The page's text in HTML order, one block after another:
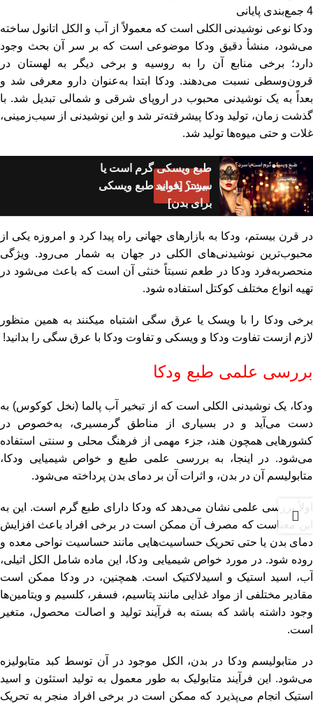
4 جمع‌بندی پایانی
ودکا نوعی نوشیدنی الکلی است که معمولاً از آب و الکل اتانول ساخته
می‌شود، منشأ دقیق ودکا موضوعی است که بر سر آن بحث وجود
دارد؛ برخی منابع آن را به روسیه و برخی دیگر به لهستان در
قرون‌وسطی نسبت می‌دهند. ودکا ابتدا به‌عنوان دارو معرفی شد و
بعداً به یک نوشیدنی محبوب در اروپای شرقی و شمالی تبدیل شد. با
گذشت زمان، تولید ودکا پیشرفته‌تر شد و این نوشیدنی از سیب‌زمینی،
غلات و حتی میوه‌ها تولید شد.
بیشتر بخوانید
طبع ویسکی گرم است یا
سرد؟ [فواید طبع ویسکی
برای بدن]
در قرن بیستم، ودکا به بازارهای جهانی راه پیدا کرد و امروزه یکی از
محبوب‌ترین نوشیدنی‌های الکلی در جهان به شمار می‌رود. ویژگی
منحصربه‌فرد ودکا در طعم نسبتاً خنثی آن است که باعث می‌شود در
تهیه انواع مختلف کوکتل استفاده شود.
برخی ودکا را با ویسک یا عرق سگی اشتباه میکنند به همین منظور
لازم ازست تفاوت ودکا و ویسکی و تفاوت ودکا با عرق سگی را بدانید!
بررسی علمی طبع ودکا
ودکا، یک نوشیدنی الکلی است که از تبخیر آب پالما (نخل کوکوس) به
دست می‌آید و در بسیاری از مناطق گرمسیری، به‌خصوص در
کشورهایی همچون هند، جزء مهمی از فرهنگ محلی و سنتی استفاده
می‌شود. در اینجا، به بررسی علمی طبع و خواص شیمیایی ودکا،
متابولیسم آن در بدن، و اثرات آن بر دمای بدن پرداخته می‌شود.
اولاً بررسی علمی نشان می‌دهد که ودکا دارای طبع گرم است. این به
این معناست که مصرف آن ممکن است در برخی افراد باعث افزایش
دمای بدن یا حتی تحریک حساسیت‌هایی مانند حساسیت نواحی معده و
روده شود. در مورد خواص شیمیایی ودکا، این ماده شامل الکل اتیلی،
آب، اسید استیک و اسیدلاکتیک است. همچنین، در ودکا ممکن است
مقادیر مختلفی از مواد غذایی مانند پتاسیم، فسفر، کلسیم و ویتامین‌ها
وجود داشته باشد که بسته به فرآیند تولید و اصالت محصول، متغیر
است.
در متابولیسم ودکا در بدن، الکل موجود در آن توسط کبد متابولیزه
می‌شود. این فرآیند متابولیک به طور معمول به تولید استئون و اسید
استیک انجام می‌پذیرد که ممکن است در برخی افراد منجر به تحریک